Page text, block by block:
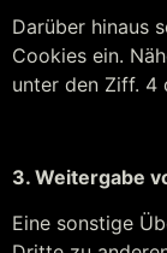
Darüber hinaus
Cookies ein.
unter den Ziff. 4
3. Weitergabe
Eine sonstige